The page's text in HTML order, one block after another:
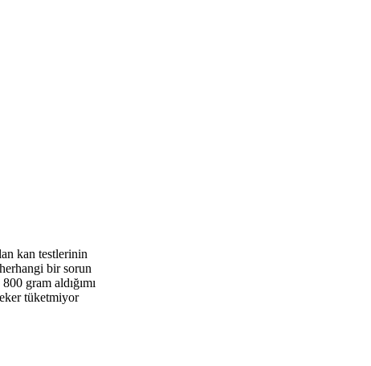
kan testlerinin
bir sorun
gram aldığımı
tüketmiyor